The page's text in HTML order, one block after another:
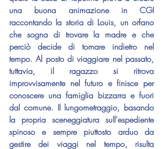
una buona animazione in CGI
raccontando la storia di Louis, un orfano
che sogna di trovare la madre e che
perciò decide di tornare indietro nel
tempo. Al posto di viaggiare nel passato,
tuttavia, il ragazzo si ritrova
improvvisamente nel futuro e finisce per
conoscere una famiglia bizzarra e fuori
dal comune. Il lungometraggio, basando
la propria sceneggiatura sull'espediente
spinoso e sempre piuttosto arduo da
gestire dei viaggi nel tempo, risulta